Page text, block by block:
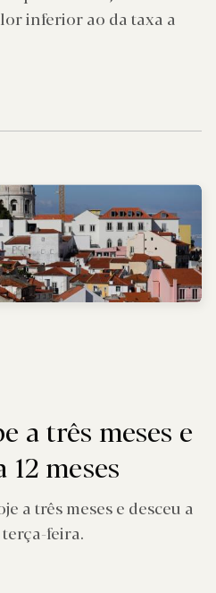
inferior ao da taxa a
a três meses e
12 meses
a três meses e desceu a
terça-feira.